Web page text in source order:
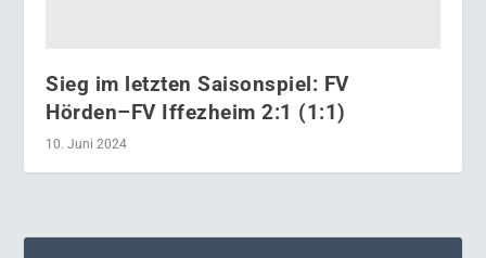
Sieg im letzten Saisonspiel: FV
Hörden–FV Iffezheim 2:1 (1:1)
10. Juni 2024